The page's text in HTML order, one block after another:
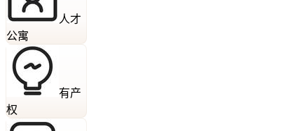
人才
公寓
有产
权